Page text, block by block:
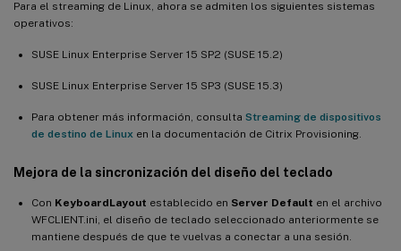
Para el streaming de Linux, ahora se admiten los siguientes sistemas
operativos:
SUSE Linux Enterprise Server 15 SP2 (SUSE 15.2)
SUSE Linux Enterprise Server 15 SP3 (SUSE 15.3)
Para obtener más información, consulta Streaming de dispositivos
de destino de Linux en la documentación de Citrix Provisioning.
Mejora de la sincronización del diseño del teclado
Con KeyboardLayout establecido en Server Default en el archivo
WFCLIENT.ini, el diseño de teclado seleccionado anteriormente se
mantiene después de que te vuelvas a conectar a una sesión.